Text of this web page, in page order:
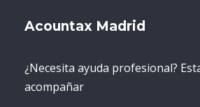
Acountax Madrid
¿Necesita ayuda profesional?
acompañar